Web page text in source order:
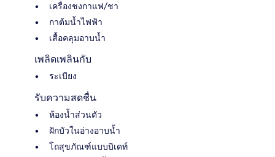
เครื่องชงกาแฟ/ชา
กาต้มน้ำไฟฟ้า
เสื้อคลุมอาบน้ำ
เพลิดเพลินกับ
ระเบียง
รับความสดชื่น
ห้องน้ำส่วนตัว
ฝักบัวในอ่างอาบน้ำ
โถสุขภัณฑ์แบบบิเดท์